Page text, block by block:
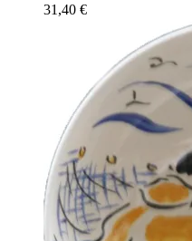
31,40 €